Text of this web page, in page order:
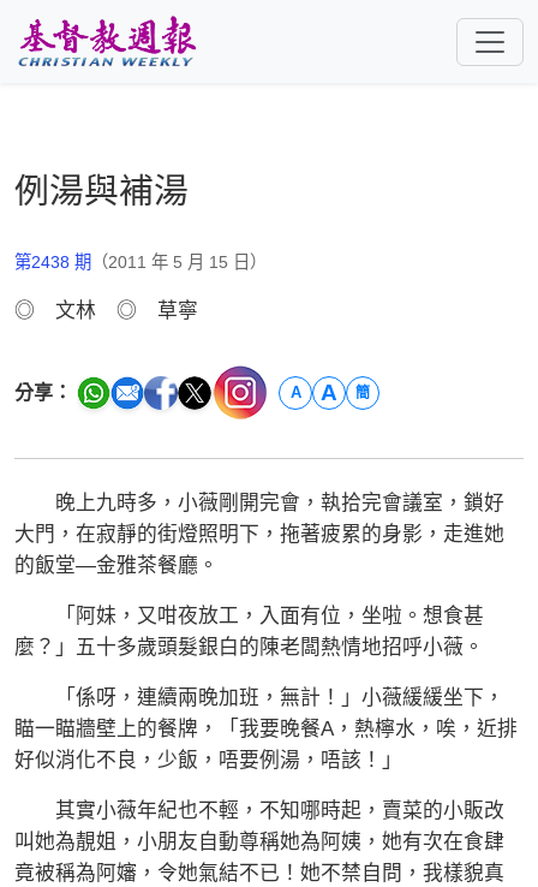
例湯與補湯
第2438 期 （2011 年 5 月 15 日）
◎ 文林 ◎ 草寧
分享： A A 簡
晚上九時多，小薇剛開完會，執拾完會議室，鎖好
大門，在寂靜的街燈照明下，拖著疲累的身影，走進她
的飯堂—金雅茶餐廳。
「阿妹，又咁夜放工，入面有位，坐啦。想食甚
麼？」五十多歲頭髮銀白的陳老闆熱情地招呼小薇。
「係呀，連續兩晚加班，無計！」小薇緩緩坐下，
瞄一瞄牆壁上的餐牌，「我要晚餐A，熱檸水，唉，近排
好似消化不良，少飯，唔要例湯，唔該！」
其實小薇年紀也不輕，不知哪時起，賣菜的小販改
叫她為靚姐，小朋友自動尊稱她為阿姨，她有次在食肆
竟被稱為阿嬸，令她氣結不已！她不禁自問，我樣貌真